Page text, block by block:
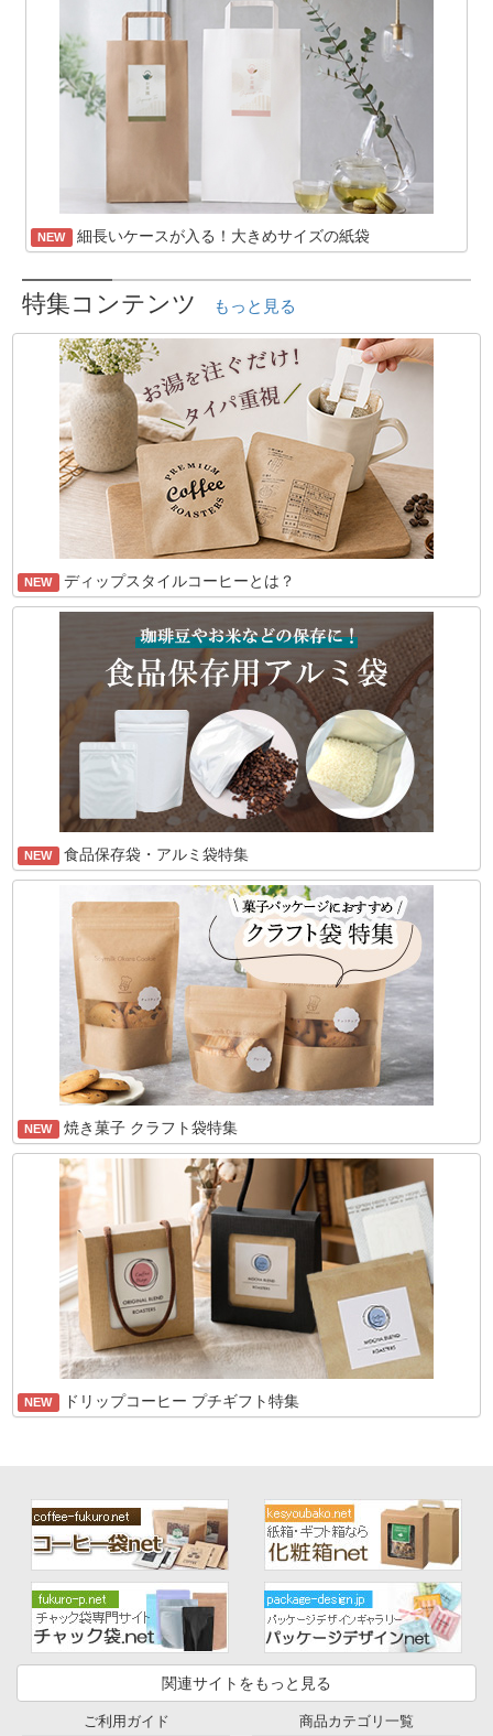
NEW 細長いケースが入る！大きめサイズの紙袋
特集コンテンツ もっと見る
NEW ディップスタイルコーヒーとは？
NEW 食品保存袋・アルミ袋特集
NEW 焼き菓子 クラフト袋特集
NEW ドリップコーヒー プチギフト特集
関連サイトをもっと見る
ご利用ガイド 商品カテゴリ一覧